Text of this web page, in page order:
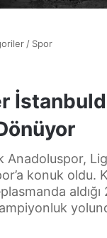
/ Spor
Anadoluspor,
konuk oldu.
aldığı